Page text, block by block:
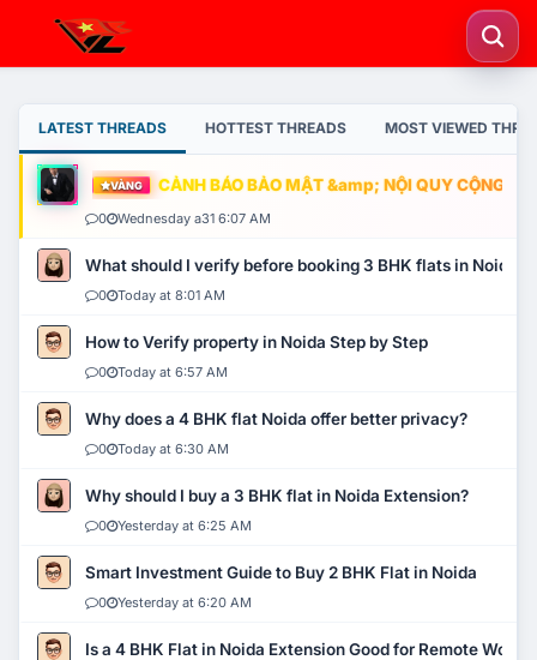
LATEST THREADS HOTTEST THREADS MOST VIEWED
VÀNG CẢNH BÁO BẢO MẬT &amp; NỘI QUY CỘNG
0 Wednesday a31 6:07 AM
What should I verify before booking 3 BHK flats in Noida?
0 Today at 8:01 AM
How to Verify property in Noida Step by Step
0 Today at 6:57 AM
Why does a 4 BHK flat Noida offer better privacy?
0 Today at 6:30 AM
Why should I buy a 3 BHK flat in Noida Extension?
0 Yesterday at 6:25 AM
Smart Investment Guide to Buy 2 BHK Flat in Noida
0 Yesterday at 6:20 AM
Is a 4 BHK Flat in Noida Extension Good for Remote Work?